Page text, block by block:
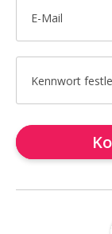
E-Mail
Kennwort